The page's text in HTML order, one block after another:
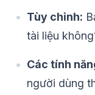
Tùy chỉnh:
tài liệu
Các tính
người dùng